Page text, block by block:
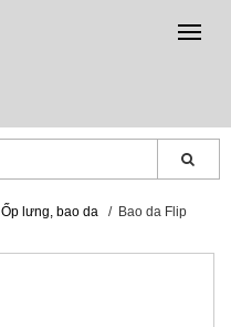
Ốp lưng, bao da / Bao da Flip